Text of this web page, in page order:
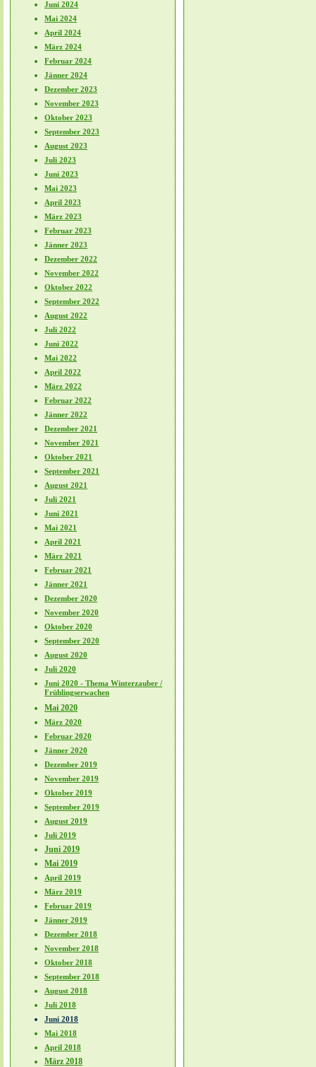
Juni 2024
Mai 2024
April 2024
März 2024
Februar 2024
Jänner 2024
Dezember 2023
November 2023
Oktober 2023
September 2023
August 2023
Juli 2023
Juni 2023
Mai 2023
April 2023
März 2023
Februar 2023
Jänner 2023
Dezember 2022
November 2022
Oktober 2022
September 2022
August 2022
Juli 2022
Juni 2022
Mai 2022
April 2022
März 2022
Februar 2022
Jänner 2022
Dezember 2021
November 2021
Oktober 2021
September 2021
August 2021
Juli 2021
Juni 2021
Mai 2021
April 2021
März 2021
Februar 2021
Jänner 2021
Dezember 2020
November 2020
Oktober 2020
September 2020
August 2020
Juli 2020
Juni 2020 - Thema Winterzauber /
Frühlingserwachen
Mai 2020
März 2020
Februar 2020
Jänner 2020
Dezember 2019
November 2019
Oktober 2019
September 2019
August 2019
Juli 2019
Juni 2019
Mai 2019
April 2019
März 2019
Februar 2019
Jänner 2019
Dezember 2018
November 2018
Oktober 2018
September 2018
August 2018
Juli 2018
Juni 2018
Mai 2018
April 2018
März 2018